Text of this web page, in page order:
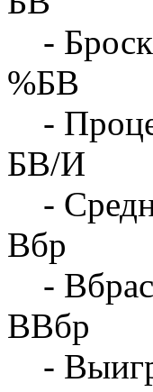
-
%БВ
-
БВ/И
-
Вбр
-
ВВбр
-